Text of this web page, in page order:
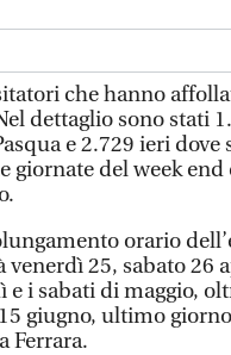
che hanno
dettaglio sono stati
e 2.729 ieri dove
giornate del week end
orario
venerdì 25, sabato 26
i sabati di maggio,
giugno, ultimo
Ferrara.